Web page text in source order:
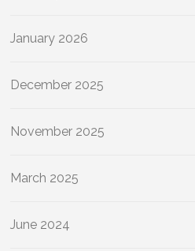
January 2026
December 2025
November 2025
March 2025
June 2024